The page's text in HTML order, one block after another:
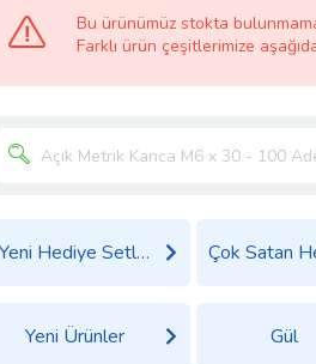
Bu ürünümüz stokta
Farklı ürün çeşitlerimize
Yeni Hediye Setleri
Yeni Ürünler Gül